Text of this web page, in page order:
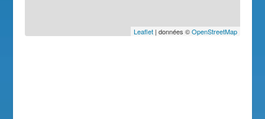
Leaflet| données ©OpenStreetMap